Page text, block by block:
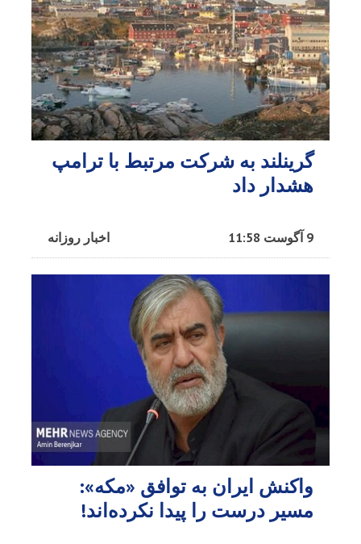
گرینلند به شرکت مرتبط با ترامپ
هشدار داد
اخبار روزانه 9 آگوست 11:58
واکنش ایران به توافق «مکه»:
مسیر درست را پیدا نکرده‌اند!